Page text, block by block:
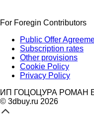
For Foregin Contributors
Public Offer
Subscription rates
Other provisions
Cookie Policy
Privacy Policy
ИП ГОЦОЦУРА РОМАН
© 3dbuy.ru 2026